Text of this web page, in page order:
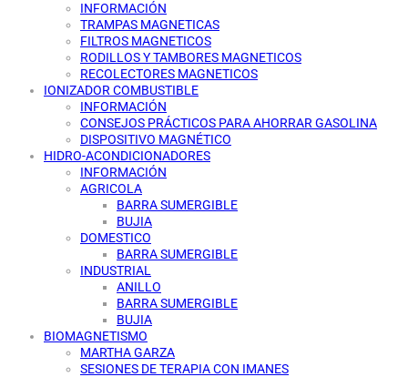
INFORMACIÓN
TRAMPAS MAGNETICAS
FILTROS MAGNETICOS
RODILLOS Y TAMBORES MAGNETICOS
RECOLECTORES MAGNETICOS
IONIZADOR COMBUSTIBLE
INFORMACIÓN
CONSEJOS PRÁCTICOS PARA AHORRAR GASOLINA
DISPOSITIVO MAGNÉTICO
HIDRO-ACONDICIONADORES
INFORMACIÓN
AGRICOLA
BARRA SUMERGIBLE
BUJIA
DOMESTICO
BARRA SUMERGIBLE
INDUSTRIAL
ANILLO
BARRA SUMERGIBLE
BUJIA
BIOMAGNETISMO
MARTHA GARZA
SESIONES DE TERAPIA CON IMANES